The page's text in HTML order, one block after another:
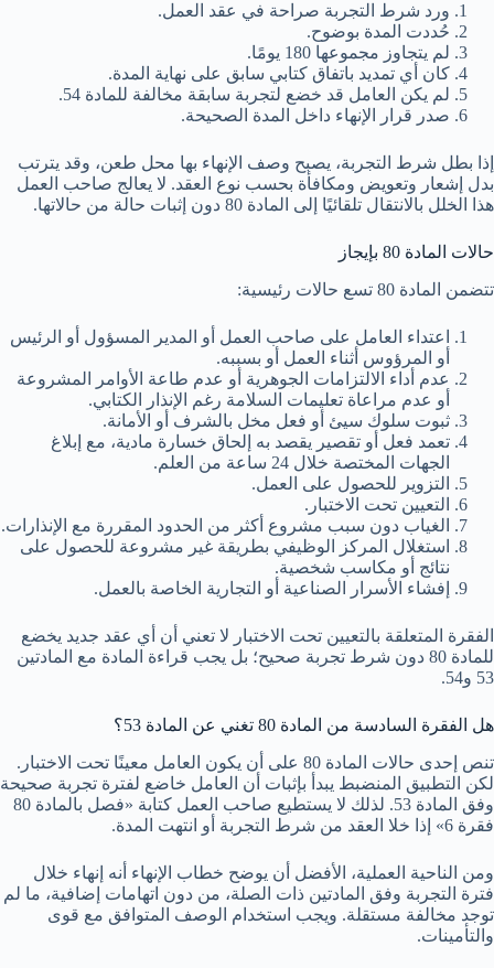
ورد شرط التجربة صراحة في عقد العمل.
حُددت المدة بوضوح.
لم يتجاوز مجموعها 180 يومًا.
كان أي تمديد باتفاق كتابي سابق على نهاية المدة.
لم يكن العامل قد خضع لتجربة سابقة مخالفة للمادة 54.
صدر قرار الإنهاء داخل المدة الصحيحة.
إذا بطل شرط التجربة، يصبح وصف الإنهاء بها محل طعن، وقد يترتب
بدل إشعار وتعويض ومكافأة بحسب نوع العقد. لا يعالج صاحب العمل
هذا الخلل بالانتقال تلقائيًا إلى المادة 80 دون إثبات حالة من حالاتها.
حالات المادة 80 بإيجاز
تتضمن المادة 80 تسع حالات رئيسية:
اعتداء العامل على صاحب العمل أو المدير المسؤول أو الرئيس
أو المرؤوس أثناء العمل أو بسببه.
عدم أداء الالتزامات الجوهرية أو عدم طاعة الأوامر المشروعة
أو عدم مراعاة تعليمات السلامة رغم الإنذار الكتابي.
ثبوت سلوك سيئ أو فعل مخل بالشرف أو الأمانة.
تعمد فعل أو تقصير يقصد به إلحاق خسارة مادية، مع إبلاغ
الجهات المختصة خلال 24 ساعة من العلم.
التزوير للحصول على العمل.
التعيين تحت الاختبار.
الغياب دون سبب مشروع أكثر من الحدود المقررة مع الإنذارات.
استغلال المركز الوظيفي بطريقة غير مشروعة للحصول على
نتائج أو مكاسب شخصية.
إفشاء الأسرار الصناعية أو التجارية الخاصة بالعمل.
الفقرة المتعلقة بالتعيين تحت الاختبار لا تعني أن أي عقد جديد يخضع
للمادة 80 دون شرط تجربة صحيح؛ بل يجب قراءة المادة مع المادتين
53 و54.
هل الفقرة السادسة من المادة 80 تغني عن المادة 53؟
تنص إحدى حالات المادة 80 على أن يكون العامل معينًا تحت الاختبار.
لكن التطبيق المنضبط يبدأ بإثبات أن العامل خاضع لفترة تجربة صحيحة
وفق المادة 53. لذلك لا يستطيع صاحب العمل كتابة «فصل بالمادة 80
فقرة 6» إذا خلا العقد من شرط التجربة أو انتهت المدة.
ومن الناحية العملية، الأفضل أن يوضح خطاب الإنهاء أنه إنهاء خلال
فترة التجربة وفق المادتين ذات الصلة، من دون اتهامات إضافية، ما لم
توجد مخالفة مستقلة. ويجب استخدام الوصف المتوافق مع قوى
والتأمينات.